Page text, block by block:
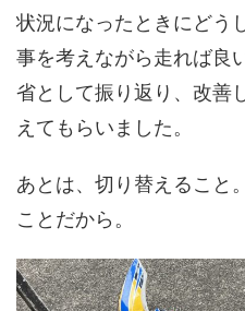
状況になったときにどう
事を考えながら走れば良
省として振り返り、改善
えてもらいました。
あとは、切り替えること
ことだから。